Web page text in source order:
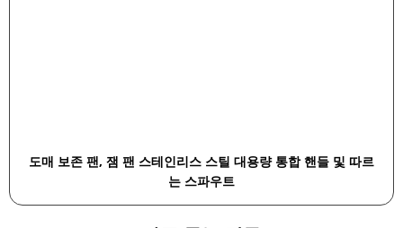
도매 보존 팬, 잼 팬 스테인리스 스틸 대용량 통합 핸들 및 따르
는 스파우트